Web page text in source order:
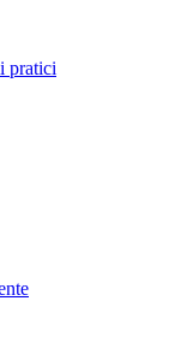
pratici